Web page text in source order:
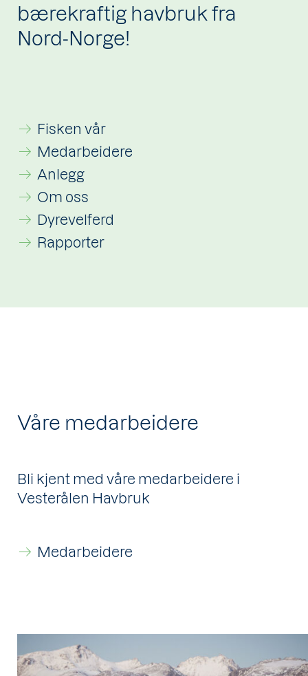
bærekraftig havbruk fra
Nord-Norge!
Fisken vår
Medarbeidere
Anlegg
Om oss
Dyrevelferd
Rapporter
Våre medarbeidere
Bli kjent med våre medarbeidere i
Vesterålen Havbruk
Medarbeidere